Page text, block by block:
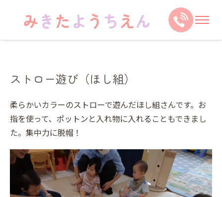
ストロー遊び（ほし組）
柔らかいカラーのストローで遊んだほし組さんです。お
指を使って、ポットンと入れ物に入れることもできまし
た。集中力に脱帽！